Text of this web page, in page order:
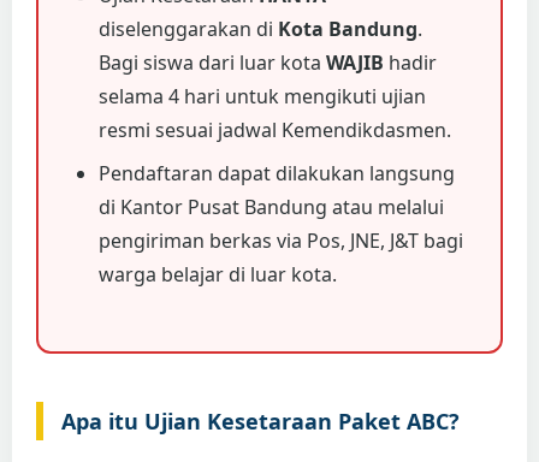
diselenggarakan di Kota Bandung.
Bagi siswa dari luar kota WAJIB hadir
selama 4 hari untuk mengikuti ujian
resmi sesuai jadwal Kemendikdasmen.
Pendaftaran dapat dilakukan langsung
di Kantor Pusat Bandung atau melalui
pengiriman berkas via Pos, JNE, J&T bagi
warga belajar di luar kota.
Apa itu Ujian Kesetaraan Paket ABC?